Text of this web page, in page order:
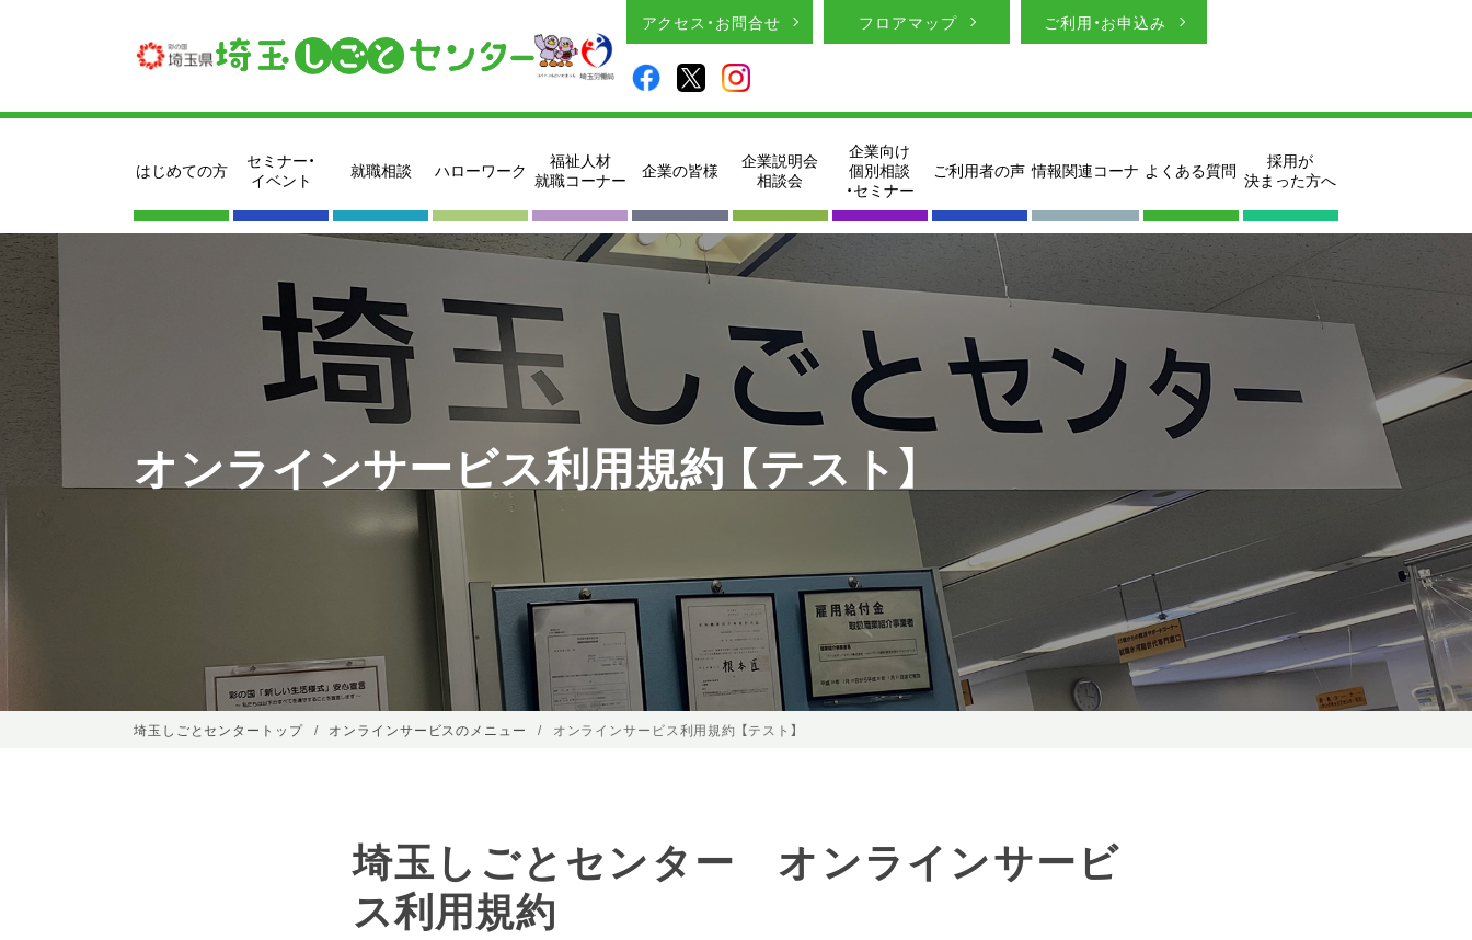
アクセス・お問合せ フロアマップ ご利用・お申込み
はじめての方
セミナー・
イベント
就職相談 ハローワーク
福祉人材
就職コーナー
企業の皆様
企業説明会
相談会
企業向け
個別相談
・セミナー
ご利用者の声 情報関連コーナ よくある質問
採用が
決まった方へ
オンラインサービス利用規約 【テスト】
埼玉しごとセンタートップ オンラインサービスのメニュー オンラインサービス利用規約 【テスト】
埼玉しごとセンター オンラインサービ
ス利用規約